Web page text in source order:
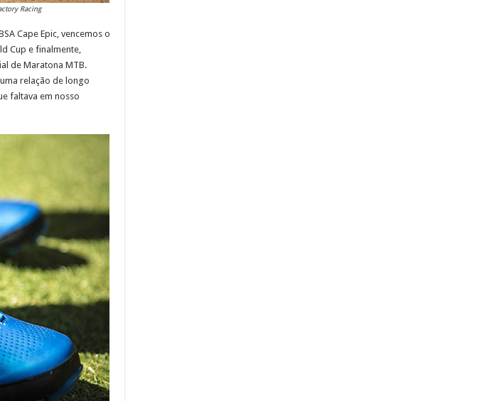
Racing
Cape Epic, vencemos o
Cup e finalmente,
de Maratona MTB.
relação de longo
faltava em nosso